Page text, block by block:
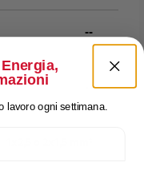
--
--
lavoro ogni settimana.